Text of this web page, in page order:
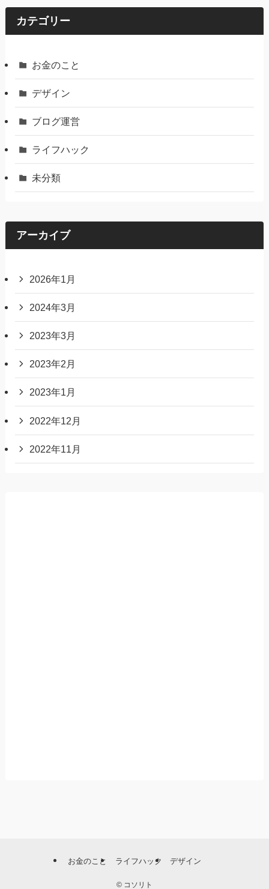
カテゴリー
お金のこと
デザイン
ブログ運営
ライフハック
未分類
アーカイブ
2026年1月
2024年3月
2023年3月
2023年2月
2023年1月
2022年12月
2022年11月
お金のこと ライフハック デザイン
© コソリト